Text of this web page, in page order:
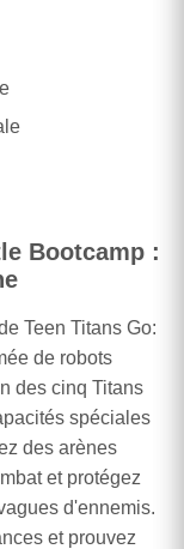
Bootcamp :
Teen Titans Go:
de robots
des cinq Titans
spéciales
des arènes
et protégez
d'ennemis.
et prouvez